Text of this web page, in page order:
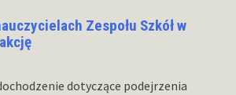
Zespołu Szkół w
dotyczące podejrzenia